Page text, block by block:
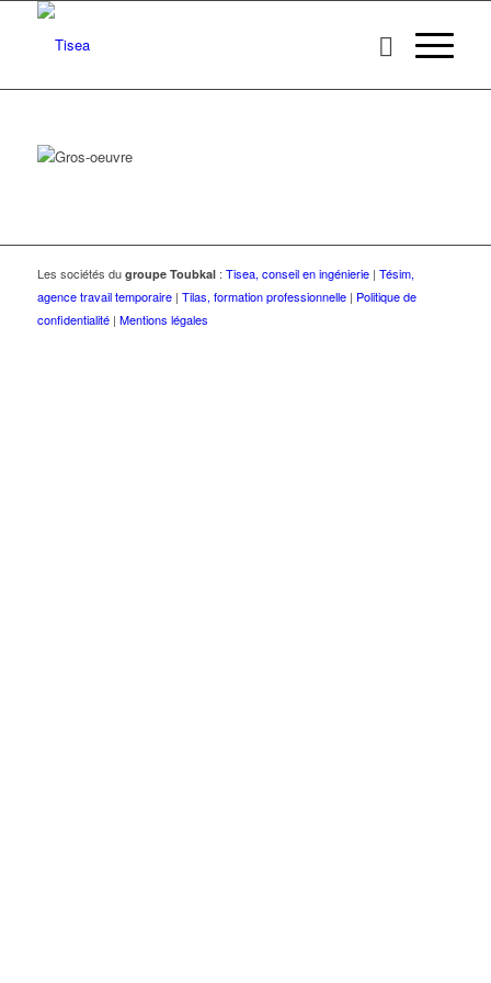
Les sociétés du groupe Toubkal: Tisea, conseil en ingénierie| Tésim,
agence travail temporaire| Tilas, formation professionnelle| Politique de
confidentialité| Mentions légales